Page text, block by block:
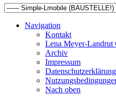
Navigation
Kontakt
Lena Meyer-Landrut
Archiv
Impressum
Datenschutzerklärung
Nach oben